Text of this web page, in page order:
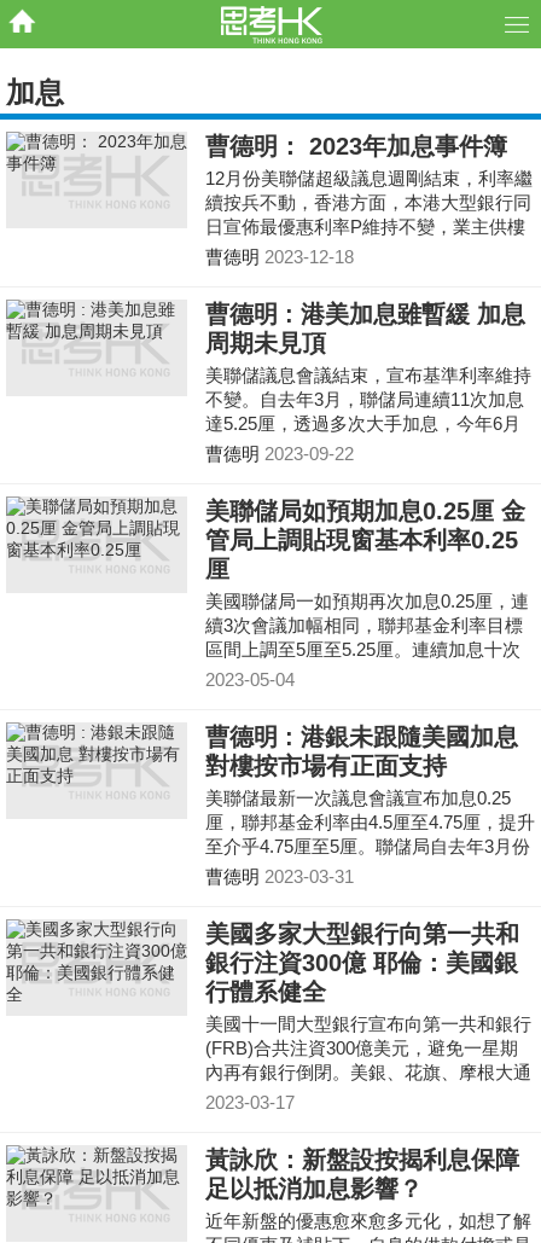
加息
曹德明： 2023年加息事件簿
12月份美聯儲超級議息週剛結束，利率繼
續按兵不動，香港方面，本港大型銀行同
日宣佈最優惠利率P維持不變，業主供樓
負擔未有再進一步增加，樓按市場今年終
曹德明 2023-12-18
曹德明 : 港美加息雖暫緩 加息
周期未見頂
美聯儲議息會議結束，宣布基準利率維持
不變。自去年3月，聯儲局連續11次加息
達5.25厘，透過多次大手加息，今年6月
份美國消費者物價（CPI）指數一度回落
曹德明 2023-09-22
美聯儲局如預期加息0.25厘 金
管局上調貼現窗基本利率0.25
厘
美國聯儲局一如預期再次加息0.25厘，連
續3次會議加幅相同，聯邦基金利率目標
區間上調至5厘至5.25厘。連續加息十次
後暗示可能暫停加息行動。 道瓊斯工業
2023-05-04
曹德明 : 港銀未跟隨美國加息
對樓按市場有正面支持
美聯儲最新一次議息會議宣布加息0.25
厘，聯邦基金利率由4.5厘至4.75厘，提升
至介乎4.75厘至5厘。聯儲局自去年3月份
開始已連續9次加息，至今合共加息4.75
曹德明 2023-03-31
美國多家大型銀行向第一共和
銀行注資300億 耶倫：美國銀
行體系健全
美國十一間大型銀行宣布向第一共和銀行
(FRB)合共注資300億美元，避免一星期
內再有銀行倒閉。美銀、花旗、摩根大通
及富國銀行各存入50億美元，高盛及摩根
2023-03-17
黃詠欣：新盤設按揭利息保障
足以抵消加息影響？
近年新盤的優惠愈來愈多元化，如想了解